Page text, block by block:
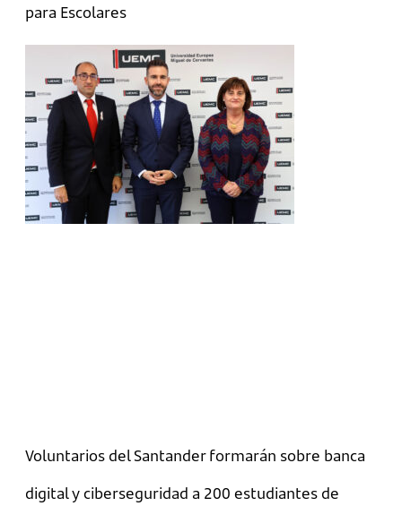
para Escolares
Voluntarios del Santander formarán sobre banca
digital y ciberseguridad a 200 estudiantes de